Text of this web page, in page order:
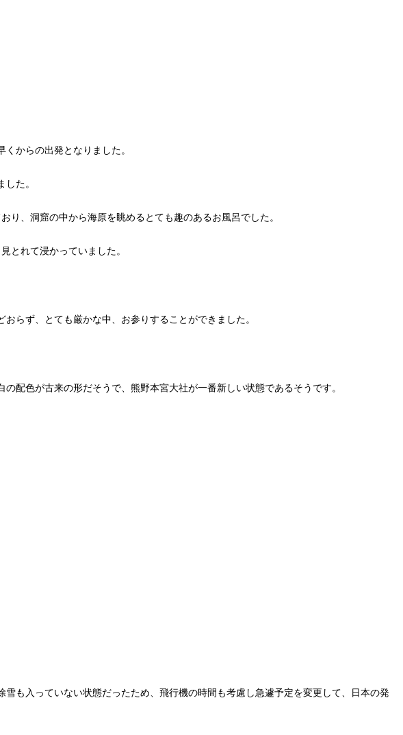
からの出発となりました。
た。
、洞窟の中から海原を眺めるとても趣のあるお風呂でした。
とれて浸かっていました。
らず、とても厳かな中、お参りすることができました。
配色が古来の形だそうで、熊野本宮大社が一番新しい状態であるそうです。
も入っていない状態だったため、飛行機の時間も考慮し急遽予定を変更して、日本の発